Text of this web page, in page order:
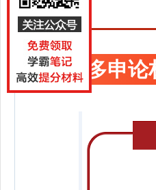
更多申论